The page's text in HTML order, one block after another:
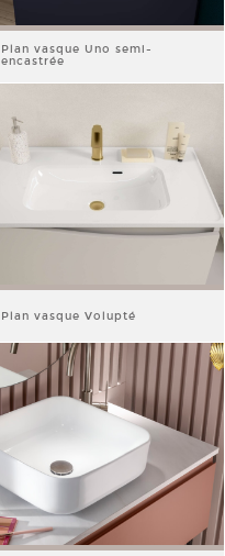
Plan vasque Uno semi-
encastrée
Plan vasque Volupté